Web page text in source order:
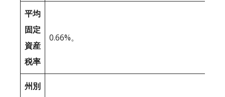
平均
固定
資産
税率
0.66%。
州別